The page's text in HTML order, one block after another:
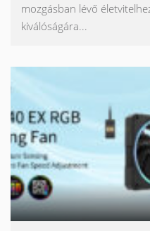
mozgásban lévő
kiválóságára...